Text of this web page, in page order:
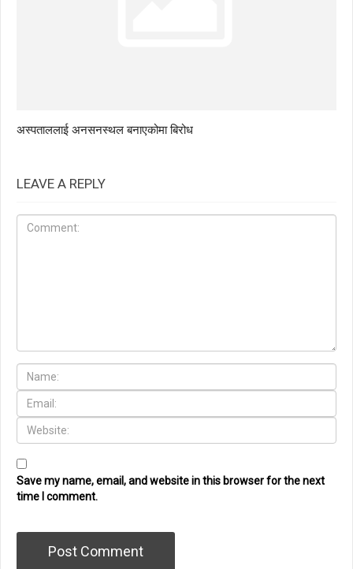
अस्पताललाई अनसनस्थल बनाएकोमा बिरोध
LEAVE A REPLY
Save my name, email, and website in this browser for the next
time I comment.